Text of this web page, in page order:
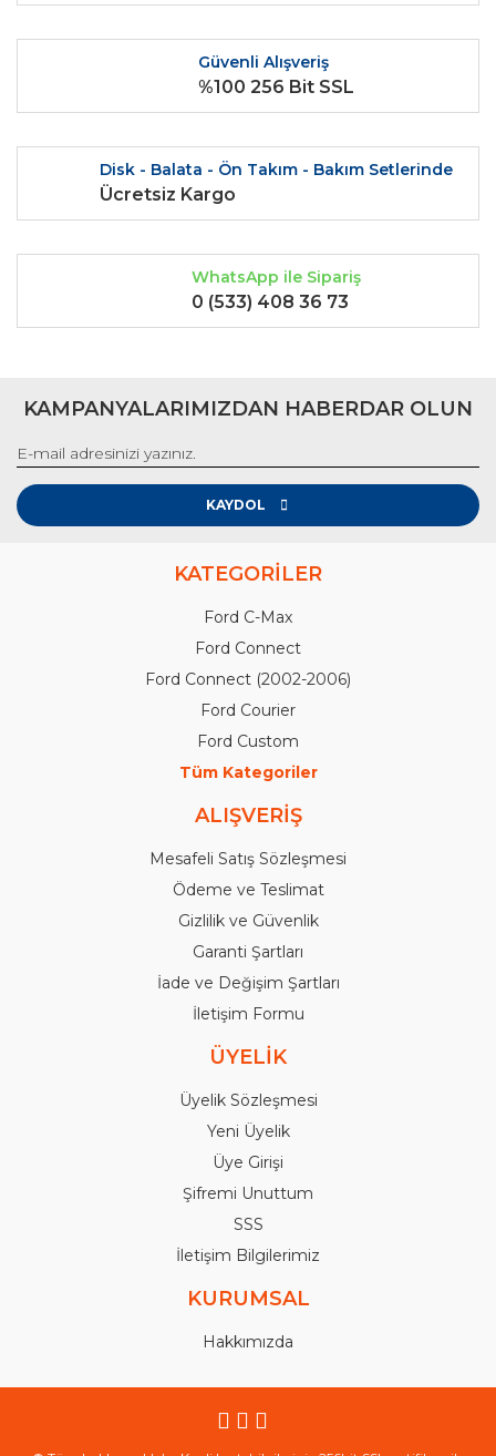
Ürün bilgilerinde hatalar bulunuyor.
Ürün fiyatı diğer sitelerden daha pahalı.
Bu ürüne benzer farklı alternatifler olmalı.
Gönder
Güvenli Alışveriş
%100 256 Bit SSL
Disk - Balata - Ön Takım - Bakım Setlerinde
Ücretsiz Kargo
WhatsApp ile Sipariş
0 (533) 408 36 73
KAMPANYALARIMIZDAN HABERDAR OLUN
KAYDOL
KATEGORİLER
Ford C-Max
Ford Connect
Ford Connect (2002-2006)
Ford Courier
Ford Custom
Tüm Kategoriler
ALIŞVERİŞ
Mesafeli Satış Sözleşmesi
Ödeme ve Teslimat
Gizlilik ve Güvenlik
Garanti Şartları
İade ve Değişim Şartları
İletişim Formu
ÜYELİK
Üyelik Sözleşmesi
Yeni Üyelik
Üye Girişi
Şifremi Unuttum
SSS
İletişim Bilgilerimiz
KURUMSAL
Hakkımızda